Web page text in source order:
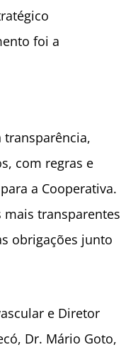
foi a
com regras e
a Cooperativa.
transparentes
obrigações junto
e Diretor
Dr. Mário Goto,